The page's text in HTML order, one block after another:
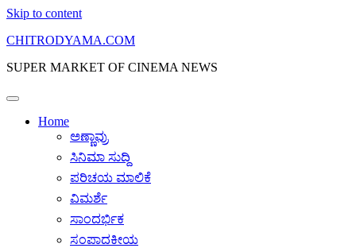
Skip to content
CHITRODYAMA.COM
SUPER MARKET OF CINEMA NEWS
Home
ಅಣ್ಣಾವ್ರು
ಸಿನಿಮಾ ಸುದ್ದಿ
ಪರಿಚಯ ಮಾಲಿಕೆ
ವಿಮರ್ಶೆ
ಸಾಂದರ್ಭಿಕ
ಸಂಪಾದಕೀಯ